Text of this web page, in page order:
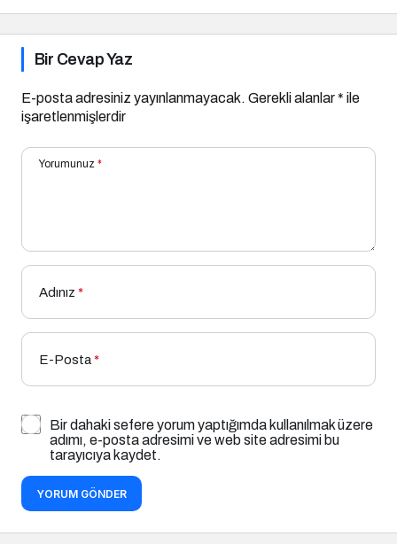
Bir Cevap Yaz
E-posta adresiniz yayınlanmayacak. Gerekli alanlar* ile
işaretlenmişlerdir
Yorumunuz *
Adınız *
E-Posta*
Bir dahaki sefere yorum yaptığımda kullanılmak üzere
adımı, e-posta adresimi ve web site adresimi bu
tarayıcıya kaydet.
YORUM GÖNDER